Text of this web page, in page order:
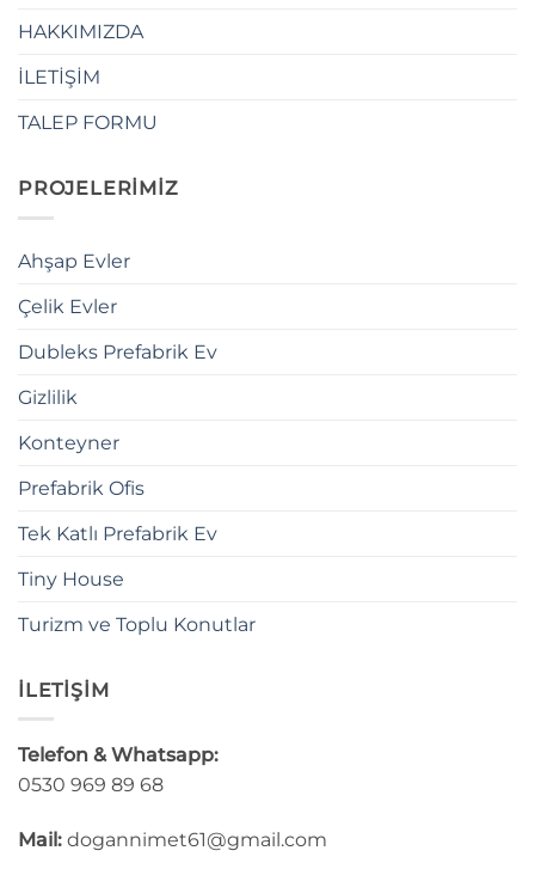
HAKKIMIZDA
İLETİŞİM
TALEP FORMU
PROJELERİMİZ
Ahşap Evler
Çelik Evler
Dubleks Prefabrik Ev
Gizlilik
Konteyner
Prefabrik Ofis
Tek Katlı Prefabrik Ev
Tiny House
Turizm ve Toplu Konutlar
İLETİŞİM
Telefon & Whatsapp:
0530 969 89 68
Mail: dogannimet61@gmail.com